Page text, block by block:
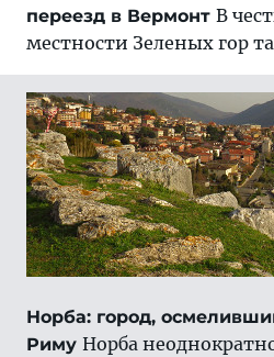
переезд в Вермонт В
местности Зеленых гор
Норба: город,
Риму Норба